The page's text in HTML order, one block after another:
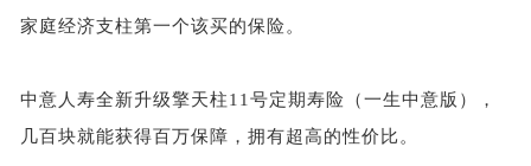
家庭经济支柱第一个该买的保险。
中意人寿全新升级擎天柱11号定期寿险（一生中意版），
几百块就能获得百万保障，拥有超高的性价比。